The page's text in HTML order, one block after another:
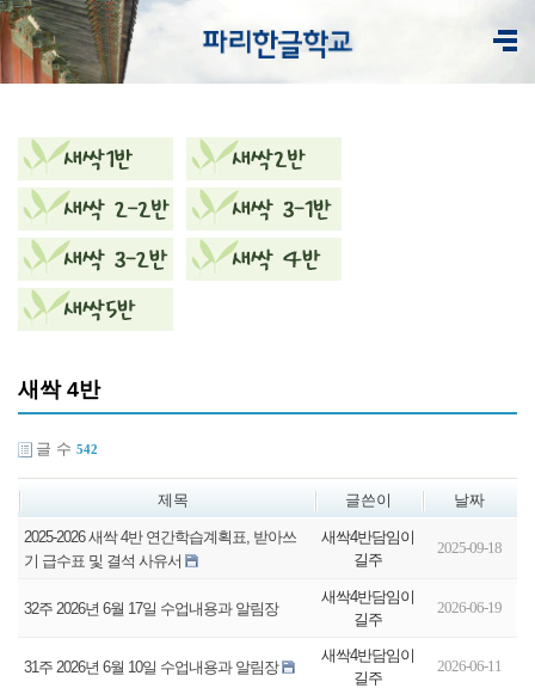
새싹 4반
글 수 542
제목 글쓴이 날짜
2025-2026 새싹 4반 연간학습계획표, 받아쓰
기 급수표 및 결석 사유서
새싹4반담임이
길주
2025-09-18
32주 2026년 6월 17일 수업내용과 알림장
새싹4반담임이
길주
2026-06-19
31주 2026년 6월 10일 수업내용과 알림장
새싹4반담임이
길주
2026-06-11